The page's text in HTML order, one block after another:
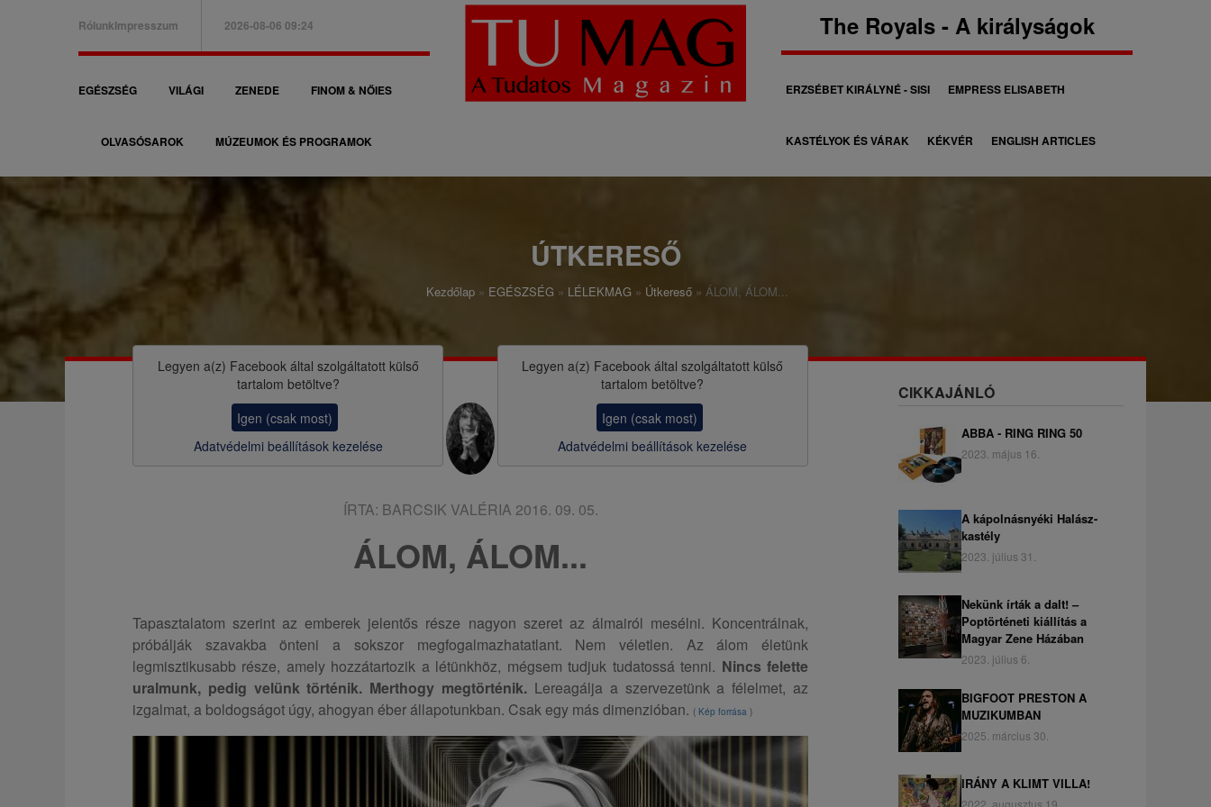
B
a
e
s
e
n
RólunkImpresszum 2026-08-06 09:24
F
a
á
c
i
EGÉSZSÉG VILÁGI ZENEDE FINOM & NŐIES
OLVASÓSAROK MÚZEUMOK ÉS PROGRAMOK
The Royals - A királyságok
M
á
s
o
g
o
s
ó
ERZSÉBET KIRÁLYNÉ - SISI EMPRESS ELISABETH
KASTÉLYOK ÉS VÁRAK KÉKVÉR ENGLISH ARTICLES
ÚTKERESŐ
M
o
z
Kezdőlap EGÉSZSÉG LÉLEKMAG Útkereső ÁLOM, ÁLOM...
Legyen a(z) Facebookáltal szolgáltatott külső
tartalom betöltve?
Igen (csak most)
Adatvédelmi beállítások kezelése
Legyen a(z) Facebook által szolgáltatott külső
tartalom betöltve?
Igen (csak most)
Adatvédelmi beállítások kezelése
ÍRTA: BARCSIK VALÉRIA 2016. 09. 05.
ÁLOM, ÁLOM...
Tapasztalatom szerint az emberek jelentős része nagyon szeret az álmairól mesélni. Koncentrálnak,
próbálják szavakba önteni a sokszor megfogalmazhatatlant. Nem véletlen. Az álom életünk
legmisztikusabb része, amely hozzátartozik a létünkhöz, mégsem tudjuk tudatossá tenni. Nincs felette
uralmunk, pedig velünk történik. Merthogy megtörténik. Lereagálja a szervezetünk a félelmet, az
izgalmat, a boldogságot úgy, ahogyan éber állapotunkban. Csak egy más dimenzióban. ( Kép forrása )
CIKKAJÁNLÓ
ABBA - RING RING 50
2023. május 16.
A kápolnásnyéki Halász-
kastély
2023. július 31.
Nekünk írták a dalt! –
Poptörténeti kiállítás a
Magyar Zene Házában
2023. július 6.
BIGFOOT PRESTON A
MUZIKUMBAN
2025. március 30.
IRÁNY A KLIMT VILLA!
2022. augusztus 19.